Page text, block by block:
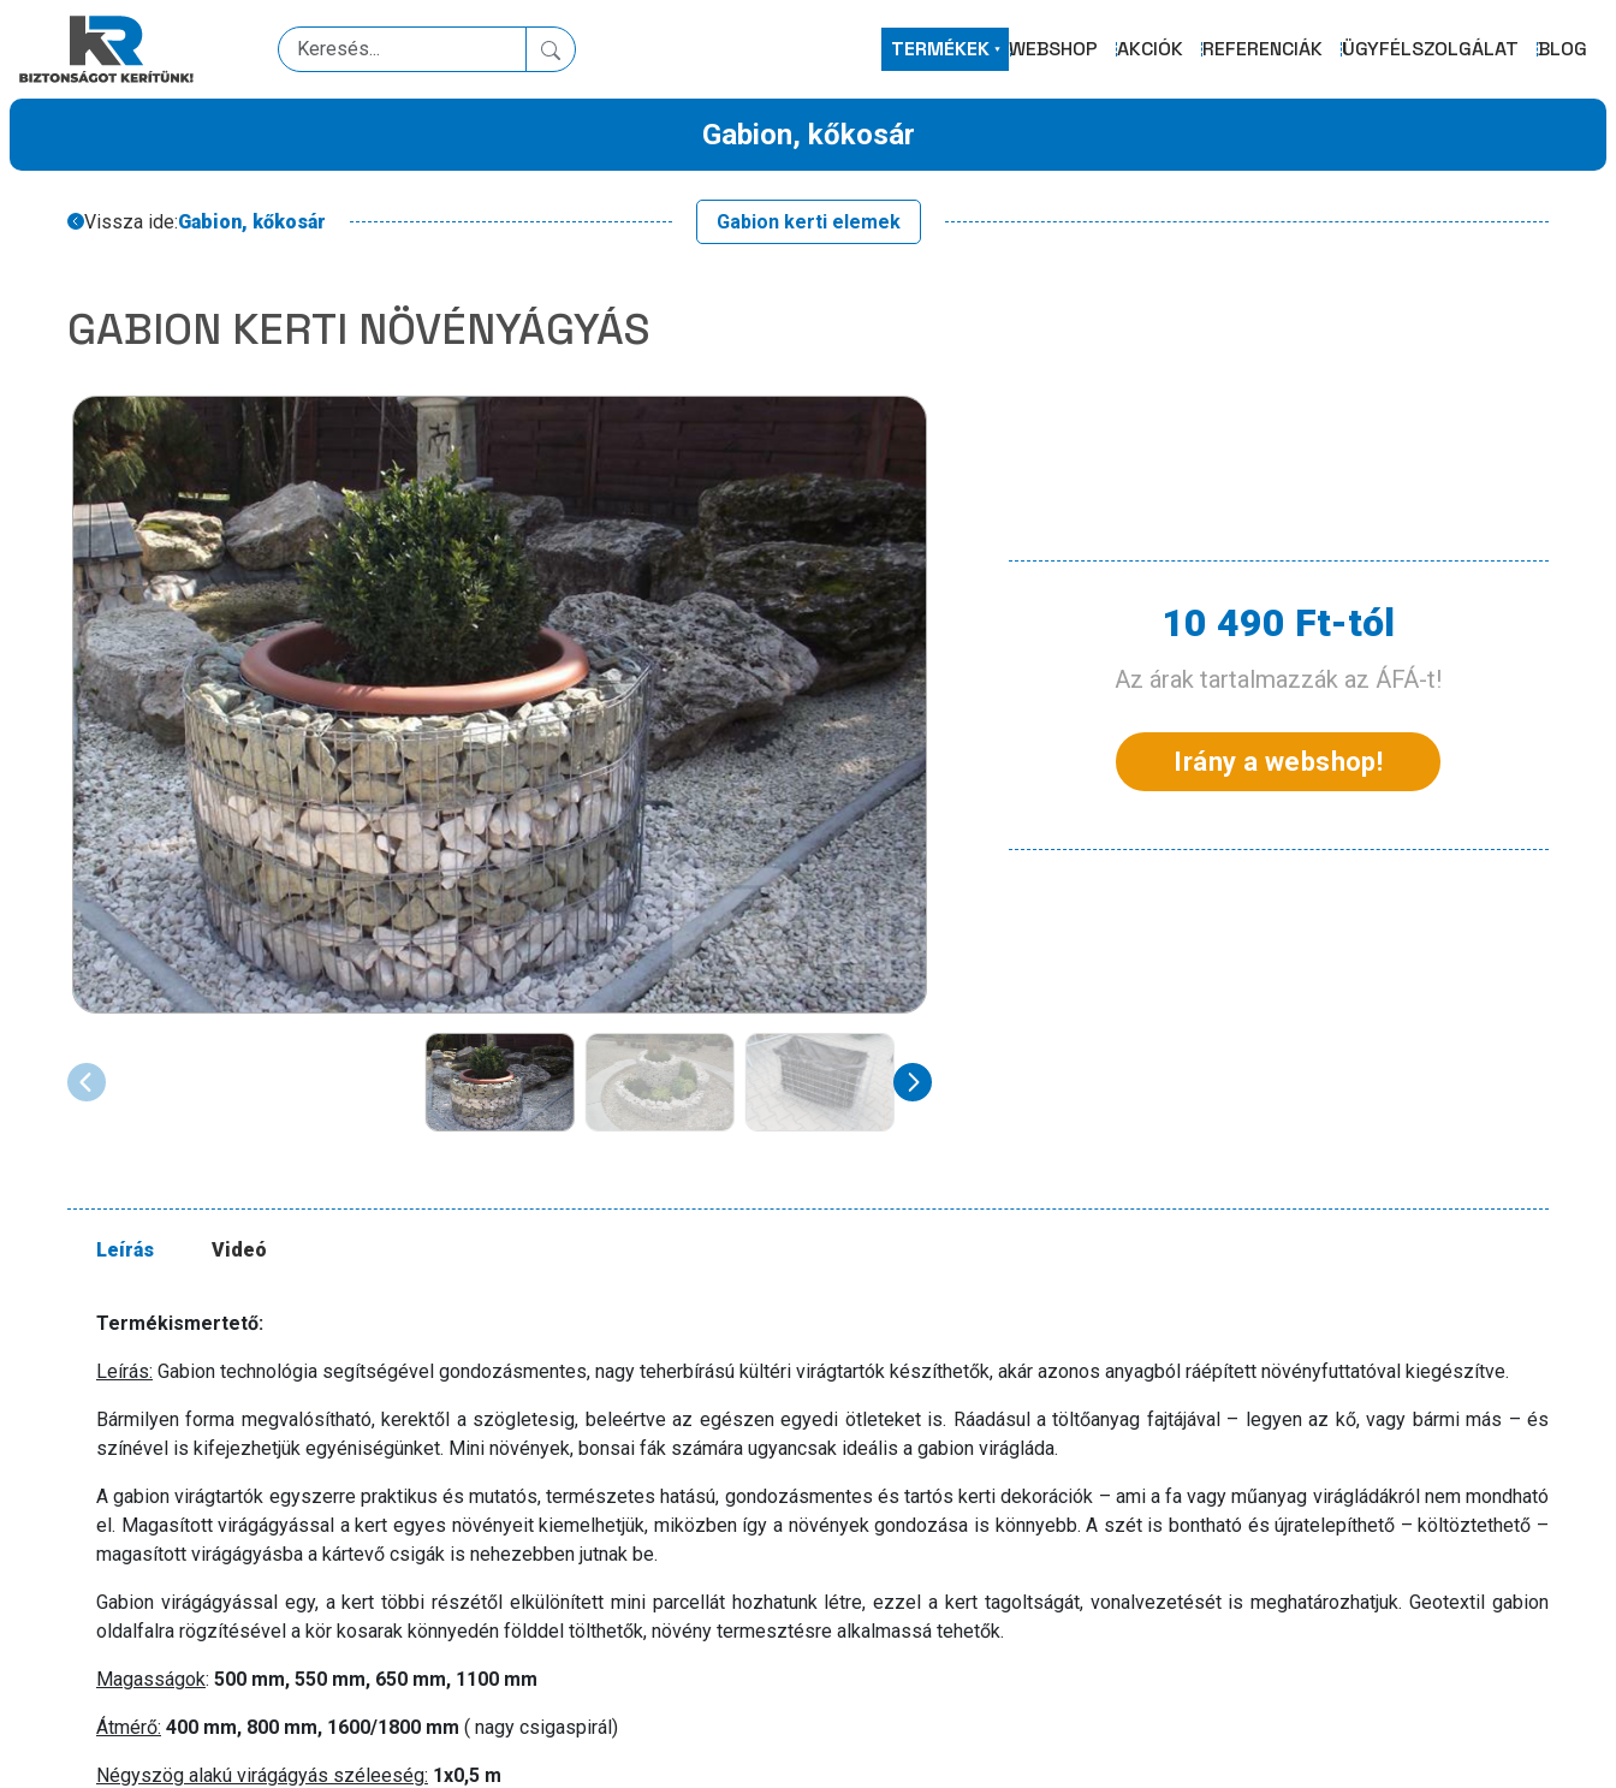
TERMÉKEK WEBSHOP AKCIÓK REFERENCIÁK ÜGYFÉLSZOLGÁLAT BLOG
Gabion, kőkosár
Vissza ide:Gabion, kőkosár Gabion kerti elemek
GABION KERTI NÖVÉNYÁGYÁS
10 490 Ft-tól
Az árak tartalmazzák az ÁFÁ-t!
Irány a webshop!
Leírás Videó
Termékismertető:
Leírás: Gabion technológia segítségével gondozásmentes, nagy teherbírású kültéri virágtartók készíthetők, akár azonos anyagból ráépített növényfuttatóval kiegészítve.
Bármilyen forma megvalósítható, kerektől a szögletesig, beleértve az egészen egyedi ötleteket is. Ráadásul a töltőanyag fajtájával – legyen az kő, vagy bármi más – és
színével is kifejezhetjük egyéniségünket. Mini növények, bonsai fák számára ugyancsak ideális a gabion virágláda.
A gabion virágtartók egyszerre praktikus és mutatós, természetes hatású, gondozásmentes és tartós kerti dekorációk – ami a fa vagy műanyag virágládákról nem mondható
el. Magasított virágágyással a kert egyes növényeit kiemelhetjük, miközben így a növények gondozása is könnyebb. A szét is bontható és újratelepíthető – költöztethető –
magasított virágágyásba a kártevő csigák is nehezebben jutnak be.
Gabion virágágyással egy, a kert többi részétől elkülönített mini parcellát hozhatunk létre, ezzel a kert tagoltságát, vonalvezetését is meghatározhatjuk. Geotextil gabion
oldalfalra rögzítésével a kör kosarak könnyedén földdel tölthetők, növény termesztésre alkalmassá tehetők.
Magasságok: 500 mm, 550 mm, 650 mm, 1100 mm
Átmérő: 400 mm, 800 mm, 1600/1800 mm ( nagy csigaspirál)
Négyszög alakú virágágyás széleeség: 1x0,5 m